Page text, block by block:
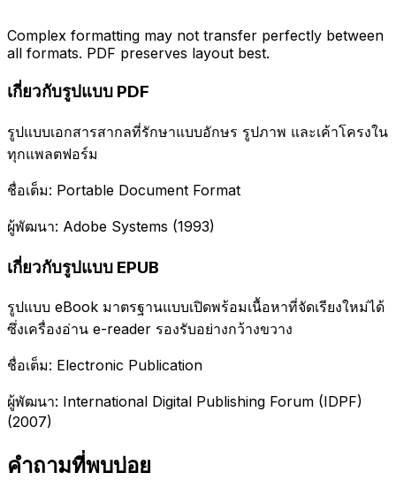
Complex formatting may not transfer perfectly between
all formats. PDF preserves layout best.
เกี่ยวกับรูปแบบ PDF
รูปแบบเอกสารสากลที่รักษาแบบอักษร รูปภาพ และเค้าโครงใน
ทุกแพลตฟอร์ม
ชื่อเต็ม: Portable Document Format
ผู้พัฒนา: Adobe Systems (1993)
เกี่ยวกับรูปแบบ EPUB
รูปแบบ eBook มาตรฐานแบบเปิดพร้อมเนื้อหาที่จัดเรียงใหม่ได้
ซึ่งเครื่องอ่าน e-reader รองรับอย่างกว้างขวาง
ชื่อเต็ม: Electronic Publication
ผู้พัฒนา: International Digital Publishing Forum (IDPF)
(2007)
คำถามที่พบบ่อย